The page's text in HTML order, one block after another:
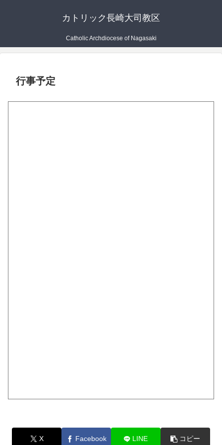
カトリック長崎大司教区
Catholic Archdiocese of Nagasaki
行事予定
X Facebook LINE コピー